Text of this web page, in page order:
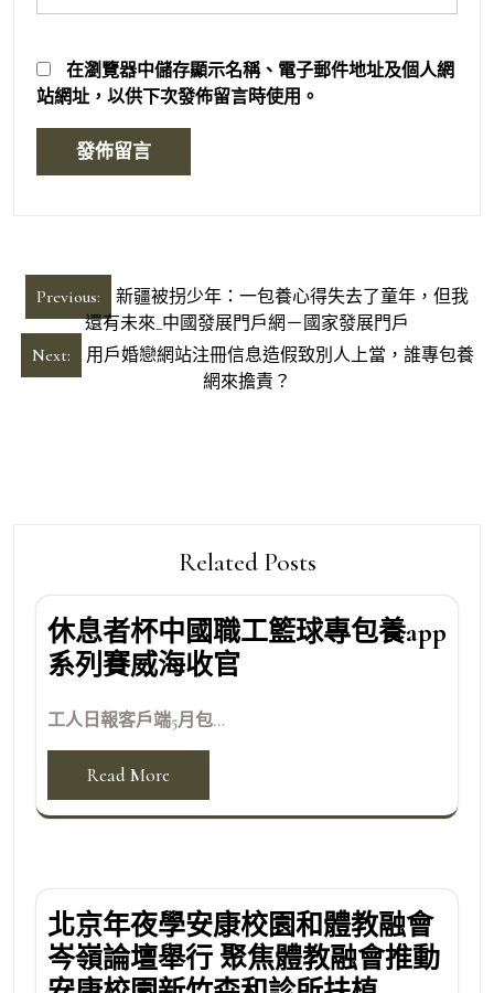
在瀏覽器中儲存顯示名稱、電子郵件地址及個人網
站網址，以供下次發佈留言時使用。
文
章
導
Previous:
新疆被拐少年：一包養心得失去了童年，但我
還有未來_中國發展門戶網－國家發展門戶
Next:
用戶婚戀網站注冊信息造假致別人上當，誰專包養
網來擔責？
Related Posts
休息者杯中國職工籃球專包養app
系列賽威海收官
工人日報客戶端5月包...
Read More
北京年夜學安康校園和體教融會
岑嶺論壇舉行 聚焦體教融會推動